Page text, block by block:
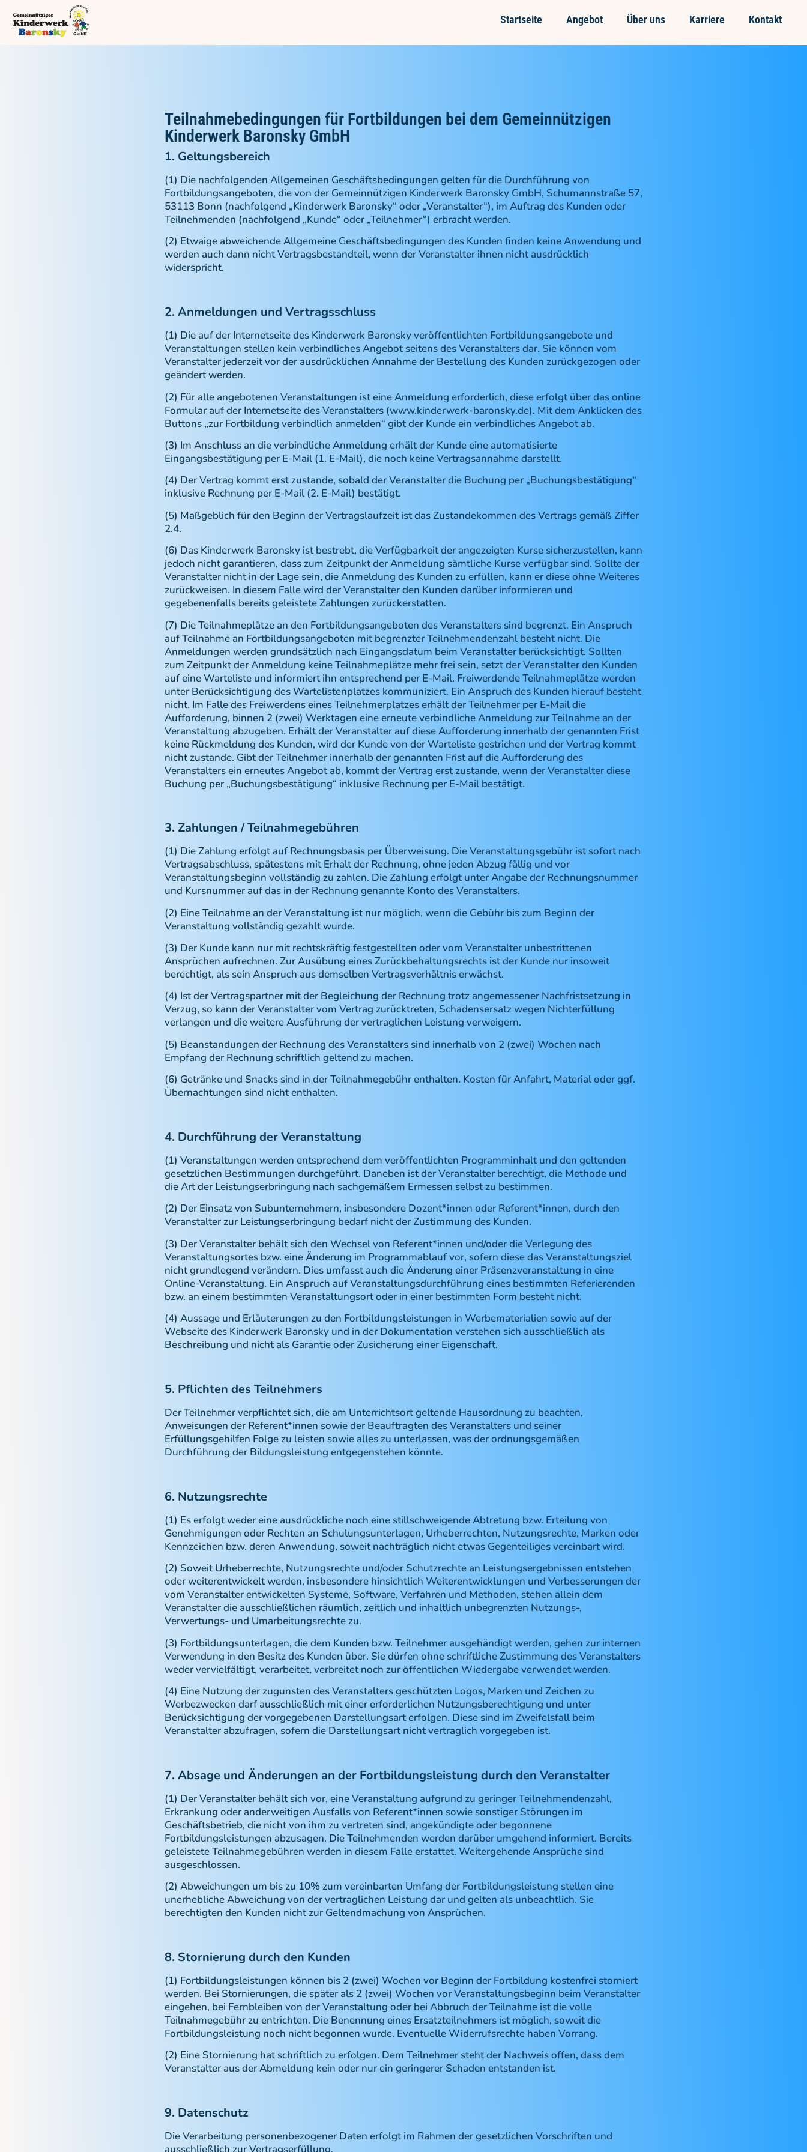
Startseite Angebot Über uns Karriere Kontakt
Teilnahmebedingungen für Fortbildungen bei dem Gemeinnützigen
Kinderwerk Baronsky GmbH
1. Geltungsbereich
(1) Die nachfolgenden Allgemeinen Geschäftsbedingungen gelten für die Durchführung von
Fortbildungsangeboten, die von der Gemeinnützigen Kinderwerk Baronsky GmbH, Schumannstraße 57,
53113 Bonn (nachfolgend „Kinderwerk Baronsky“ oder „Veranstalter“), im Auftrag des Kunden oder
Teilnehmenden (nachfolgend „Kunde“ oder „Teilnehmer“) erbracht werden.
(2) Etwaige abweichende Allgemeine Geschäftsbedingungen des Kunden finden keine Anwendung und
werden auch dann nicht Vertragsbestandteil, wenn der Veranstalter ihnen nicht ausdrücklich
widerspricht.
2. Anmeldungen und Vertragsschluss
(1) Die auf der Internetseite des Kinderwerk Baronsky veröffentlichten Fortbildungsangebote und
Veranstaltungen stellen kein verbindliches Angebot seitens des Veranstalters dar. Sie können vom
Veranstalter jederzeit vor der ausdrücklichen Annahme der Bestellung des Kunden zurückgezogen oder
geändert werden.
(2) Für alle angebotenen Veranstaltungen ist eine Anmeldung erforderlich, diese erfolgt über das online
Formular auf der Internetseite des Veranstalters (www.kinderwerk-baronsky.de). Mit dem Anklicken des
Buttons „zur Fortbildung verbindlich anmelden“ gibt der Kunde ein verbindliches Angebot ab.
(3) Im Anschluss an die verbindliche Anmeldung erhält der Kunde eine automatisierte
Eingangsbestätigung per E-Mail (1. E-Mail), die noch keine Vertragsannahme darstellt.
(4) Der Vertrag kommt erst zustande, sobald der Veranstalter die Buchung per „Buchungsbestätigung“
inklusive Rechnung per E-Mail (2. E-Mail) bestätigt.
(5) Maßgeblich für den Beginn der Vertragslaufzeit ist das Zustandekommen des Vertrags gemäß Ziffer
2.4.
(6) Das Kinderwerk Baronsky ist bestrebt, die Verfügbarkeit der angezeigten Kurse sicherzustellen, kann
jedoch nicht garantieren, dass zum Zeitpunkt der Anmeldung sämtliche Kurse verfügbar sind. Sollte der
Veranstalter nicht in der Lage sein, die Anmeldung des Kunden zu erfüllen, kann er diese ohne Weiteres
zurückweisen. In diesem Falle wird der Veranstalter den Kunden darüber informieren und
gegebenenfalls bereits geleistete Zahlungen zurückerstatten.
(7) Die Teilnahmeplätze an den Fortbildungsangeboten des Veranstalters sind begrenzt. Ein Anspruch
auf Teilnahme an Fortbildungsangeboten mit begrenzter Teilnehmendenzahl besteht nicht. Die
Anmeldungen werden grundsätzlich nach Eingangsdatum beim Veranstalter berücksichtigt. Sollten
zum Zeitpunkt der Anmeldung keine Teilnahmeplätze mehr frei sein, setzt der Veranstalter den Kunden
auf eine Warteliste und informiert ihn entsprechend per E-Mail. Freiwerdende Teilnahmeplätze werden
unter Berücksichtigung des Wartelistenplatzes kommuniziert. Ein Anspruch des Kunden hierauf besteht
nicht. Im Falle des Freiwerdens eines Teilnehmerplatzes erhält der Teilnehmer per E-Mail die
Aufforderung, binnen 2 (zwei) Werktagen eine erneute verbindliche Anmeldung zur Teilnahme an der
Veranstaltung abzugeben. Erhält der Veranstalter auf diese Aufforderung innerhalb der genannten Frist
keine Rückmeldung des Kunden, wird der Kunde von der Warteliste gestrichen und der Vertrag kommt
nicht zustande. Gibt der Teilnehmer innerhalb der genannten Frist auf die Aufforderung des
Veranstalters ein erneutes Angebot ab, kommt der Vertrag erst zustande, wenn der Veranstalter diese
Buchung per „Buchungsbestätigung“ inklusive Rechnung per E-Mail bestätigt.
3. Zahlungen / Teilnahmegebühren
(1) Die Zahlung erfolgt auf Rechnungsbasis per Überweisung. Die Veranstaltungsgebühr ist sofort nach
Vertragsabschluss, spätestens mit Erhalt der Rechnung, ohne jeden Abzug fällig und vor
Veranstaltungsbeginn vollständig zu zahlen. Die Zahlung erfolgt unter Angabe der Rechnungsnummer
und Kursnummer auf das in der Rechnung genannte Konto des Veranstalters.
(2) Eine Teilnahme an der Veranstaltung ist nur möglich, wenn die Gebühr bis zum Beginn der
Veranstaltung vollständig gezahlt wurde.
(3) Der Kunde kann nur mit rechtskräftig festgestellten oder vom Veranstalter unbestrittenen
Ansprüchen aufrechnen. Zur Ausübung eines Zurückbehaltungsrechts ist der Kunde nur insoweit
berechtigt, als sein Anspruch aus demselben Vertragsverhältnis erwächst.
(4) Ist der Vertragspartner mit der Begleichung der Rechnung trotz angemessener Nachfristsetzung in
Verzug, so kann der Veranstalter vom Vertrag zurücktreten, Schadensersatz wegen Nichterfüllung
verlangen und die weitere Ausführung der vertraglichen Leistung verweigern.
(5) Beanstandungen der Rechnung des Veranstalters sind innerhalb von 2 (zwei) Wochen nach
Empfang der Rechnung schriftlich geltend zu machen.
(6) Getränke und Snacks sind in der Teilnahmegebühr enthalten. Kosten für Anfahrt, Material oder ggf.
Übernachtungen sind nicht enthalten.
4. Durchführung der Veranstaltung
(1) Veranstaltungen werden entsprechend dem veröffentlichten Programminhalt und den geltenden
gesetzlichen Bestimmungen durchgeführt. Daneben ist der Veranstalter berechtigt, die Methode und
die Art der Leistungserbringung nach sachgemäßem Ermessen selbst zu bestimmen.
(2) Der Einsatz von Subunternehmern, insbesondere Dozent*innen oder Referent*innen, durch den
Veranstalter zur Leistungserbringung bedarf nicht der Zustimmung des Kunden.
(3) Der Veranstalter behält sich den Wechsel von Referent*innen und/oder die Verlegung des
Veranstaltungsortes bzw. eine Änderung im Programmablauf vor, sofern diese das Veranstaltungsziel
nicht grundlegend verändern. Dies umfasst auch die Änderung einer Präsenzveranstaltung in eine
Online-Veranstaltung. Ein Anspruch auf Veranstaltungsdurchführung eines bestimmten Referierenden
bzw. an einem bestimmten Veranstaltungsort oder in einer bestimmten Form besteht nicht.
(4) Aussage und Erläuterungen zu den Fortbildungsleistungen in Werbematerialien sowie auf der
Webseite des Kinderwerk Baronsky und in der Dokumentation verstehen sich ausschließlich als
Beschreibung und nicht als Garantie oder Zusicherung einer Eigenschaft.
5. Pflichten des Teilnehmers
Der Teilnehmer verpflichtet sich, die am Unterrichtsort geltende Hausordnung zu beachten,
Anweisungen der Referent*innen sowie der Beauftragten des Veranstalters und seiner
Erfüllungsgehilfen Folge zu leisten sowie alles zu unterlassen, was der ordnungsgemäßen
Durchführung der Bildungsleistung entgegenstehen könnte.
6. Nutzungsrechte
(1) Es erfolgt weder eine ausdrückliche noch eine stillschweigende Abtretung bzw. Erteilung von
Genehmigungen oder Rechten an Schulungsunterlagen, Urheberrechten, Nutzungsrechte, Marken oder
Kennzeichen bzw. deren Anwendung, soweit nachträglich nicht etwas Gegenteiliges vereinbart wird.
(2) Soweit Urheberrechte, Nutzungsrechte und/oder Schutzrechte an Leistungsergebnissen entstehen
oder weiterentwickelt werden, insbesondere hinsichtlich Weiterentwicklungen und Verbesserungen der
vom Veranstalter entwickelten Systeme, Software, Verfahren und Methoden, stehen allein dem
Veranstalter die ausschließlichen räumlich, zeitlich und inhaltlich unbegrenzten Nutzungs-,
Verwertungs- und Umarbeitungsrechte zu.
(3) Fortbildungsunterlagen, die dem Kunden bzw. Teilnehmer ausgehändigt werden, gehen zur internen
Verwendung in den Besitz des Kunden über. Sie dürfen ohne schriftliche Zustimmung des Veranstalters
weder vervielfältigt, verarbeitet, verbreitet noch zur öffentlichen Wiedergabe verwendet werden.
(4) Eine Nutzung der zugunsten des Veranstalters geschützten Logos, Marken und Zeichen zu
Werbezwecken darf ausschließlich mit einer erforderlichen Nutzungsberechtigung und unter
Berücksichtigung der vorgegebenen Darstellungsart erfolgen. Diese sind im Zweifelsfall beim
Veranstalter abzufragen, sofern die Darstellungsart nicht vertraglich vorgegeben ist.
7. Absage und Änderungen an der Fortbildungsleistung durch den Veranstalter
(1) Der Veranstalter behält sich vor, eine Veranstaltung aufgrund zu geringer Teilnehmendenzahl,
Erkrankung oder anderweitigen Ausfalls von Referent*innen sowie sonstiger Störungen im
Geschäftsbetrieb, die nicht von ihm zu vertreten sind, angekündigte oder begonnene
Fortbildungsleistungen abzusagen. Die Teilnehmenden werden darüber umgehend informiert. Bereits
geleistete Teilnahmegebühren werden in diesem Falle erstattet. Weitergehende Ansprüche sind
ausgeschlossen.
(2) Abweichungen um bis zu 10% zum vereinbarten Umfang der Fortbildungsleistung stellen eine
unerhebliche Abweichung von der vertraglichen Leistung dar und gelten als unbeachtlich. Sie
berechtigten den Kunden nicht zur Geltendmachung von Ansprüchen.
8. Stornierung durch den Kunden
(1) Fortbildungsleistungen können bis 2 (zwei) Wochen vor Beginn der Fortbildung kostenfrei storniert
werden. Bei Stornierungen, die später als 2 (zwei) Wochen vor Veranstaltungsbeginn beim Veranstalter
eingehen, bei Fernbleiben von der Veranstaltung oder bei Abbruch der Teilnahme ist die volle
Teilnahmegebühr zu entrichten. Die Benennung eines Ersatzteilnehmers ist möglich, soweit die
Fortbildungsleistung noch nicht begonnen wurde. Eventuelle Widerrufsrechte haben Vorrang.
(2) Eine Stornierung hat schriftlich zu erfolgen. Dem Teilnehmer steht der Nachweis offen, dass dem
Veranstalter aus der Abmeldung kein oder nur ein geringerer Schaden entstanden ist.
9. Datenschutz
Die Verarbeitung personenbezogener Daten erfolgt im Rahmen der gesetzlichen Vorschriften und